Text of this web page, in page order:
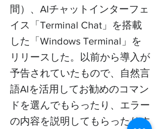
間）、AIチャットインターフェ
イス「Terminal Chat」を搭載
した「Windows Terminal」を
リリースした。以前から導入が
予告されていたもので、自然言
語AIを活用してお勧めのコマン
ドを選んでもらったり、エラー
の内容を説明してもらったりす